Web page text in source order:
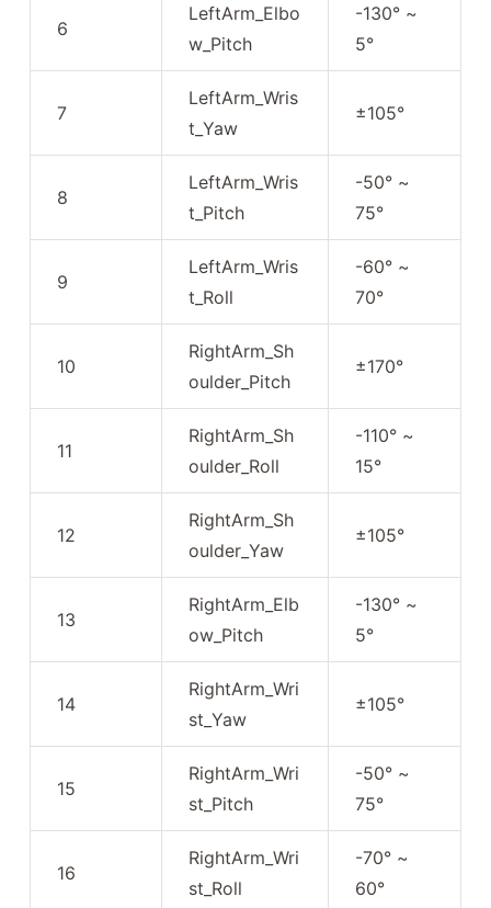
6
LeftArm_Elbo
w_Pitch
-130° ~
5°
7
LeftArm_Wris
t_Yaw
±105°
8
LeftArm_Wris
t_Pitch
-50° ~
75°
9
LeftArm_Wris
t_Roll
-60° ~
70°
10
RightArm_Sh
oulder_Pitch
±170°
11
RightArm_Sh
oulder_Roll
-110° ~
15°
12
RightArm_Sh
oulder_Yaw
±105°
13
RightArm_Elb
ow_Pitch
-130° ~
5°
14
RightArm_Wri
st_Yaw
±105°
15
RightArm_Wri
st_Pitch
-50° ~
75°
16
RightArm_Wri
st_Roll
-70° ~
60°